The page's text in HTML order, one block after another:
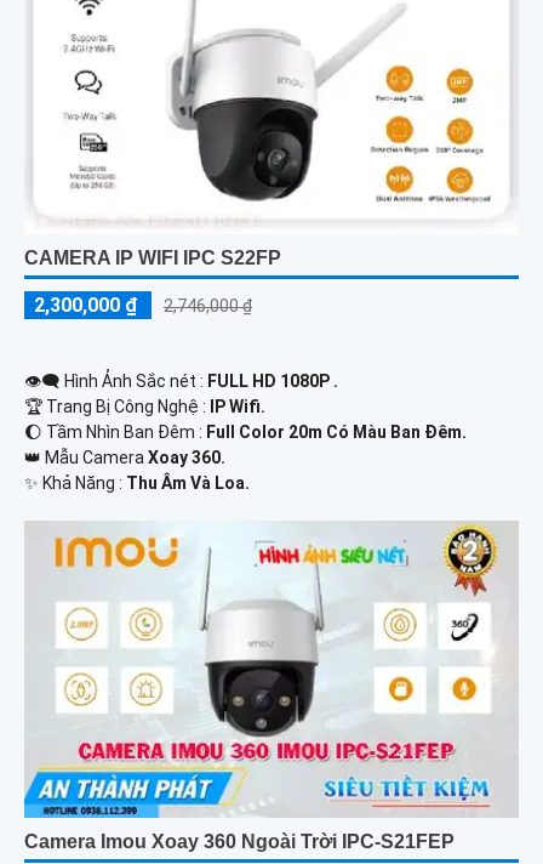
CAMERA IP WIFI IPC S22FP
2,300,000 ₫ 2,746,000 ₫
👁️‍🗨 Hình Ảnh Sắc nét : FULL HD 1080P .
🏆 Trang Bị Công Nghệ :
IP Wifi.
🌔 Tầm Nhìn Ban Đêm : Full Color 20m Có Màu Ban Đêm.
👑 Mẫu Camera Xoay 360.
️✨ Khả Năng : Thu Âm Và Loa.
Camera Imou Xoay 360 Ngoài Trời IPC-S21FEP